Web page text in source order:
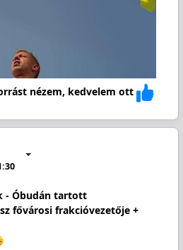
nézem, kedvelem ott
- Óbudán tartott
fővárosi frakcióvezetője +